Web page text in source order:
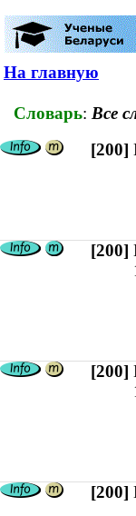
На главную
Словарь: Все
[200]
[200]
[200]
[200]